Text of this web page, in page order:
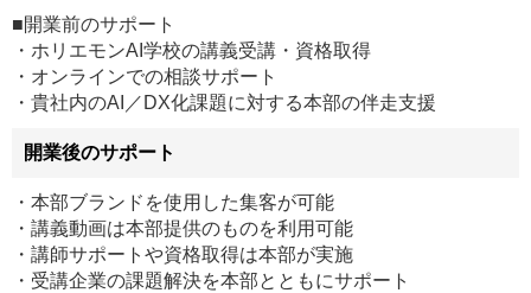
■開業前のサポート
・ホリエモンAI学校の講義受講・資格取得
・オンラインでの相談サポート
・貴社内のAI／DX化課題に対する本部の伴走支援
開業後のサポート
・本部ブランドを使用した集客が可能
・講義動画は本部提供のものを利用可能
・講師サポートや資格取得は本部が実施
・受講企業の課題解決を本部とともにサポート